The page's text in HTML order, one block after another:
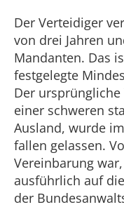
Der Verteidiger
von drei Jahren
Mandanten. Das
festgelegte
Der
einer schweren
Ausland, wurde
fallen gelassen.
Vereinbarung
ausführlich auf
der